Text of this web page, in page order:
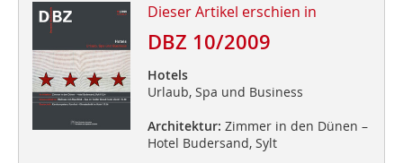
Dieser Artikel erschien in
DBZ 10/2009
Hotels
Urlaub, Spa und Business
Architektur: Zimmer in den Dünen –
Hotel Budersand, Sylt